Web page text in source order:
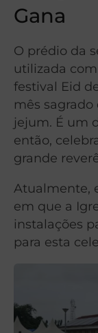
Gana
O prédio da
utilizada
festival Eid
mês
jejum. É um
então,
grande
Atualmente,
em que a
instalações
para esta